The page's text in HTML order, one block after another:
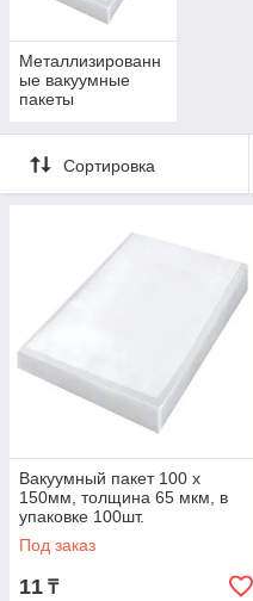
Металлизированн
ые вакуумные
пакеты
Сортировка
Вакуумный пакет 100 х
150мм, толщина 65 мкм, в
упаковке 100шт.
Под заказ
11 ₸